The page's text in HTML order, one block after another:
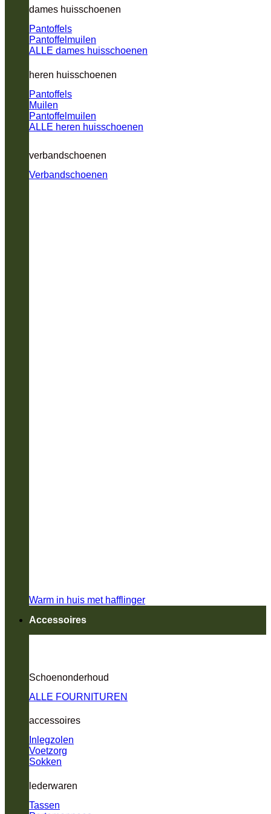
dames huisschoenen
Pantoffels
Pantoffelmuilen
ALLE dames huisschoenen
heren huisschoenen
Pantoffels
Muilen
Pantoffelmuilen
ALLE heren huisschoenen
verbandschoenen
Verbandschoenen
Warm in huis met hafflinger
Accessoires
Schoenonderhoud
ALLE FOURNITUREN
accessoires
Inlegzolen
Voetzorg
Sokken
lederwaren
Tassen